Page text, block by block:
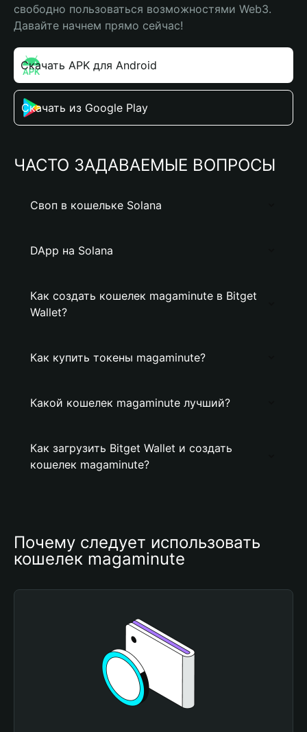
свободно пользоваться возможностями Web3.
Давайте начнем прямо сейчас!
Скачать APK для Android
Скачать из Google Play
ЧАСТО ЗАДАВАЕМЫЕ ВОПРОСЫ
Своп в кошельке Solana
DApp на Solana
Как создать кошелек magaminute в Bitget
Wallet?
Как купить токены magaminute?
Какой кошелек magaminute лучший?
Как загрузить Bitget Wallet и создать
кошелек magaminute?
Почему следует использовать
кошелек magaminute